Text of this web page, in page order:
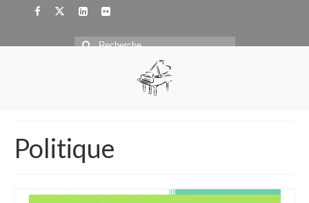
Rechercher
Politique